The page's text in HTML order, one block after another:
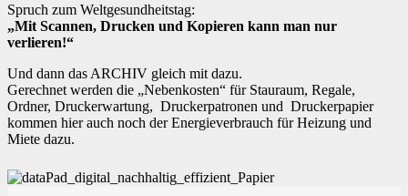
Spruch zum Weltgesundheitstag:
„Mit Scannen, Drucken und Kopieren kann man nur
verlieren!“
Und dann das ARCHIV gleich mit dazu.
Gerechnet werden die „Nebenkosten“ für Stauraum, Regale,
Ordner, Druckerwartung, Druckerpatronen und Druckerpapier
kommen hier auch noch der Energieverbrauch für Heizung und
Miete dazu.